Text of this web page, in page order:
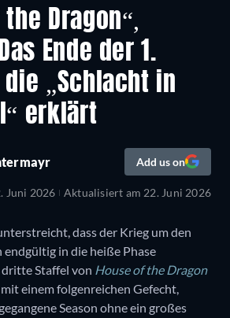
the Dragon“,
Ende der 1.
die „Schlacht in
erklärt
Add us on
Juni 2026 Aktualisiert am22. Juni 2026
dass der Krieg um den
endgültig in die heiße Phase
Staffel von House of the Dragon
einem folgenreichen Gefecht,
Season ohne ein großes